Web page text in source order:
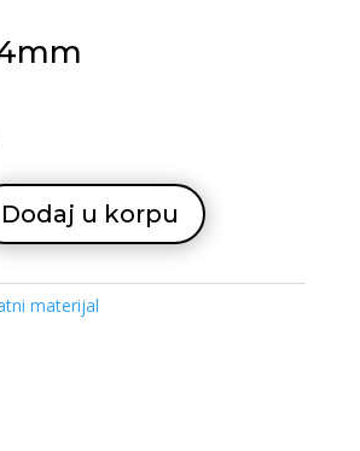
Dodaj u korpu
materijal